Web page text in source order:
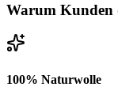
Warum Kunden
100% Naturwolle